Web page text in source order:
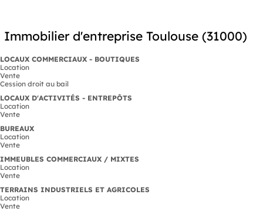
Immobilier d'entreprise Toulouse (31000)
LOCAUX COMMERCIAUX - BOUTIQUES
Location
Vente
Cession droit au bail
LOCAUX D'ACTIVITÉS - ENTREPÔTS
Location
Vente
BUREAUX
Location
Vente
IMMEUBLES COMMERCIAUX / MIXTES
Location
Vente
TERRAINS INDUSTRIELS ET AGRICOLES
Location
Vente